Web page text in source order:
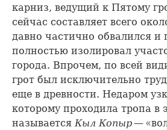
карниз, ведущий к Пятому
сейчас составляет всего
давно частично обвалился и
полностью изолировал
города. Впрочем, по всей
грот был исключительно
еще в древности. Недаром
которому проходила тропа в
называетсяКыл Копыр—